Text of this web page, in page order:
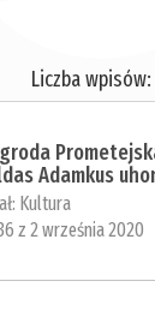
Liczba wpisów:
Adamkus
Kultura
z 2 września 2020